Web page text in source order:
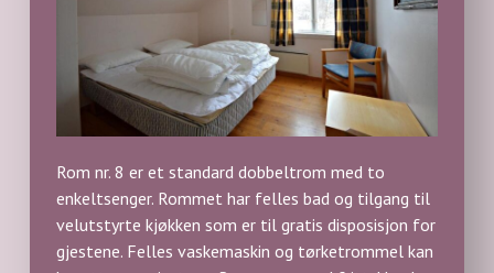
Rom nr. 8 er et standard dobbeltrom med to
enkeltsenger. Rommet har felles bad og tilgang til
velutstyrte kjøkken som er til gratis disposisjon for
gjestene. Felles vaskemaskin og tørketrommel kan